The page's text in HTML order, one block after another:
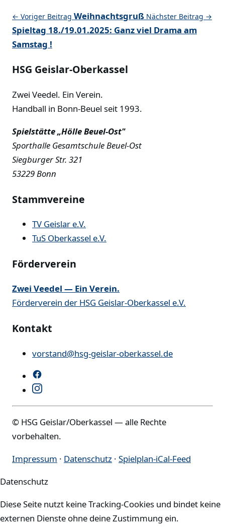
← Voriger Beitrag Weihnachtsgruß Nächster Beitrag →
Spieltag 18./19.01.2025: Ganz viel Drama am
Samstag !
HSG Geislar-Oberkassel
Zwei Veedel. Ein Verein.
Handball in Bonn-Beuel seit 1993.
Spielstätte „Hölle Beuel-Ost"
Sporthalle Gesamtschule Beuel-Ost
Siegburger Str. 321
53229 Bonn
Stammvereine
TV Geislar e.V.
TuS Oberkassel e.V.
Förderverein
Zwei Veedel — Ein Verein.
Förderverein der HSG Geislar-Oberkassel e.V.
Kontakt
vorstand@hsg-geislar-oberkassel.de
© HSG Geislar/Oberkassel — alle Rechte
vorbehalten.
Impressum · Datenschutz · Spielplan-iCal-Feed
Datenschutz
Diese Seite nutzt keine Tracking-Cookies und bindet keine
externen Dienste ohne deine Zustimmung ein.